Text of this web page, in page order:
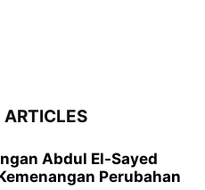
ARTICLES
Abdul El-Sayed
Perubahan